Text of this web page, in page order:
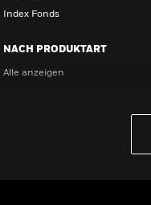
Index Fonds
NACH PRODUKTART
Alle anzeigen